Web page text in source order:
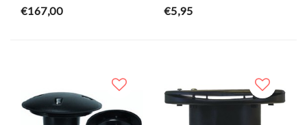
€167,00
€5,95